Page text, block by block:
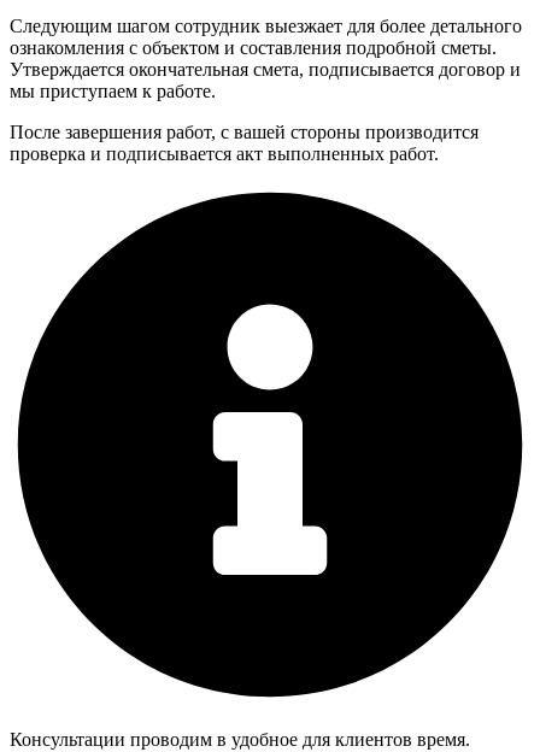
Следующим шагом сотрудник выезжает для более детального
ознакомления с объектом и составления подробной сметы.
Утверждается окончательная смета, подписывается договор и
мы приступаем к работе.
После завершения работ, с вашей стороны производится
проверка и подписывается акт выполненных работ.
Консультации проводим в удобное для клиентов время.